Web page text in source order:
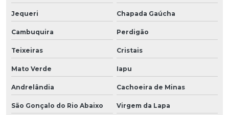
Jequeri Chapada Gaúcha
Cambuquira Perdigão
Teixeiras Cristais
Mato Verde Iapu
Andrelândia Cachoeira de Minas
São Gonçalo do Rio Abaixo Virgem da Lapa